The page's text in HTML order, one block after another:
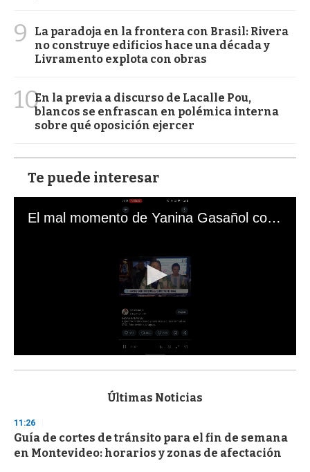
9
La paradoja en la frontera con Brasil: Rivera
no construye edificios hace una década y
Livramento explota con obras
10En la previa a discurso de Lacalle Pou,
blancos se enfrascan en polémica interna
sobre qué oposición ejercer
Te puede interesar
El mal momento de Yanina Gasañol con un hincha argentino en "Subrayado"
s
d
s
o
f
Últimas Noticias
11:26
Guía de cortes de tránsito para el fin de semana
en Montevideo: horarios y zonas de afectación